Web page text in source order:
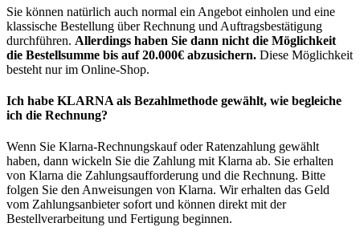
Sie können natürlich auch normal ein Angebot einholen und eine
klassische Bestellung über Rechnung und Auftragsbestätigung
durchführen. Allerdings haben Sie dann nicht die Möglichkeit
die Bestellsumme bis auf 20.000€ abzusichern. Diese Möglichkeit
besteht nur im Online-Shop.
Ich habe KLARNA als Bezahlmethode gewählt, wie begleiche
ich die Rechnung?
Wenn Sie Klarna-Rechnungskauf oder Ratenzahlung gewählt
haben, dann wickeln Sie die Zahlung mit Klarna ab. Sie erhalten
von Klarna die Zahlungsaufforderung und die Rechnung. Bitte
folgen Sie den Anweisungen von Klarna. Wir erhalten das Geld
vom Zahlungsanbieter sofort und können direkt mit der
Bestellverarbeitung und Fertigung beginnen.